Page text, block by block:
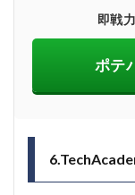
即戦
ポテ